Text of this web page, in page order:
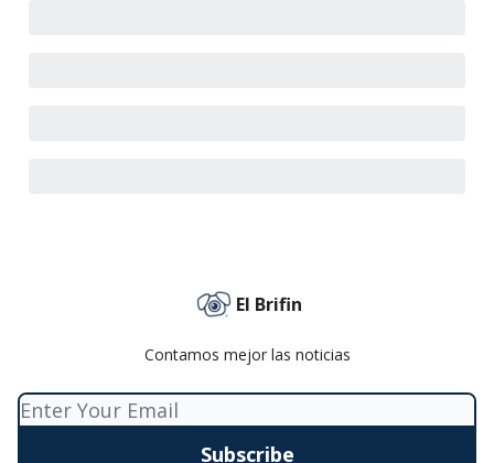
El Brifin
Contamos mejor las noticias